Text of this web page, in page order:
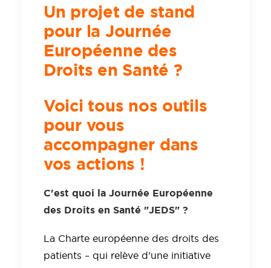
Un projet de stand
pour la Journée
Européenne des
Droits en Santé ?
Voicitous nos outils
pour vous
accompagner dans
vos actions !
C'est quoi la Journée Européenne
des Droits en Santé "JEDS" ?
La Charte européenne des droits des
patients – qui relève d’une initiative